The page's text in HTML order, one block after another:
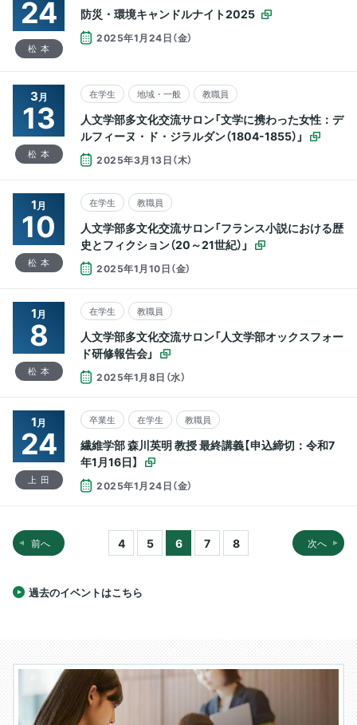
24
松本
防災・環境キャンドルナイト2025
2025年1月24日（金）
3月
13
松本
在学生 地域・一般 教職員
人文学部多文化交流サロン「文学に携わった女性：デ
ルフィーヌ・ド・ジラルダン（1804-1855）」
2025年3月13日（木）
1月
10
松本
在学生 教職員
人文学部多文化交流サロン「フランス小説における歴
史とフィクション（20～21世紀）」
2025年1月10日（金）
1月
8
松本
在学生 教職員
人文学部多文化交流サロン「人文学部オックスフォー
ド研修報告会」
2025年1月8日（水）
1月
24
上田
卒業生 在学生 教職員
繊維学部 森川英明 教授 最終講義【申込締切：令和7
年1月16日】
2025年1月24日（金）
前へ 4 5 6 7 8 次へ
過去のイベントはこちら